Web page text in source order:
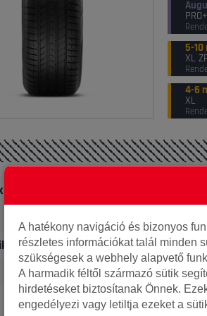
PRO+
5-10
XL
4-6
XL
A hatékony navigáció és bizonyos
részletes információkat talál minden
szükségesek a webhely alapvető
A harmadik féltől származó sütik
hirdetéseket biztosítanak Önnek.
engedélyezi vagy letiltja ezeket a